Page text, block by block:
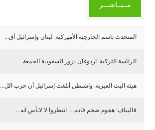
مــبــاشـــر
المتحدث باسم الخارجية الأميركية: لبنان وإسرائيل أق...
الرئاسة التركية: اردوغان يزور السعودية الجمعة
هيئة البث العبرية: واشنطن أبلغت إسرائيل أن حزب الل...
قاليباف: هجوم ضخم قادم… انتظروا لا لابأس انه...